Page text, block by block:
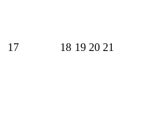
17 18 19 20 21